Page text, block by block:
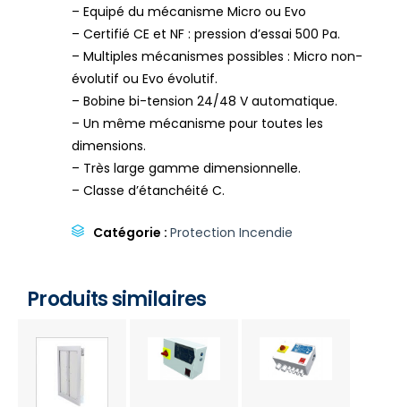
– Equipé du mécanisme Micro ou Evo
– Certifié CE et NF : pression d’essai 500 Pa.
– Multiples mécanismes possibles : Micro non-
évolutif ou Evo évolutif.
– Bobine bi-tension 24/48 V automatique.
– Un même mécanisme pour toutes les
dimensions.
– Très large gamme dimensionnelle.
– Classe d’étanchéité C.
Catégorie : Protection Incendie
Produits similaires